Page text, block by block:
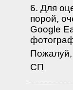
6. Для
порой,
Google
Пожалуй,
СП